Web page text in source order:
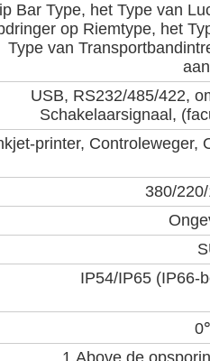
Bar Type, het Type van
op Riemtype, het
Type van
USB, RS232/485/422,
Schakelaarsignaal,
printer, Controleweger,
380/
IP54/IP65 (IP66-